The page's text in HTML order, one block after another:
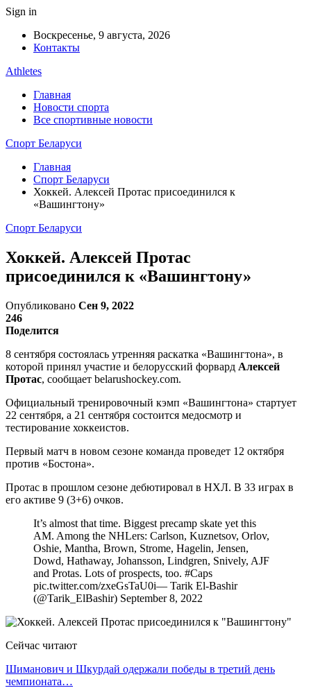
Sign in
Воскресенье, 9 августа, 2026
Контакты
Athletes
Главная
Новости спорта
Все спортивные новости
Спорт Беларуси
Главная
Спорт Беларуси
Хоккей. Алексей Протас присоединился к
«Вашингтону»
Спорт Беларуси
Хоккей. Алексей Протас
присоединился к «Вашингтону»
Опубликовано Сен 9, 2022
246
Поделится
8 сентября состоялась утренняя раскатка «Вашингтона», в
которой принял участие и белорусский форвард Алексей
Протас, сообщает belarushockey.com.
Официальный тренировочный кэмп «Вашингтона» стартует
22 сентября, а 21 сентября состоится медосмотр и
тестирование хоккеистов.
Первый матч в новом сезоне команда проведет 12 октября
против «Бостона».
Протас в прошлом сезоне дебютировал в НХЛ. В 33 играх в
его активе 9 (3+6) очков.
It’s almost that time. Biggest precamp skate yet this
AM. Among the NHLers: Carlson, Kuznetsov, Orlov,
Oshie, Mantha, Brown, Strome, Hagelin, Jensen,
Dowd, Hathaway, Johansson, Lindgren, Snively, AJF
and Protas. Lots of prospects, too. #Caps
pic.twitter.com/zxeGsTaU0i— Tarik El-Bashir
(@Tarik_ElBashir) September 8, 2022
Сейчас читают
Шиманович и Шкурдай одержали победы в третий день
чемпионата…